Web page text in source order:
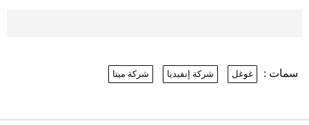
سمات : غوغل شركة إنفيديا شركة ميتا